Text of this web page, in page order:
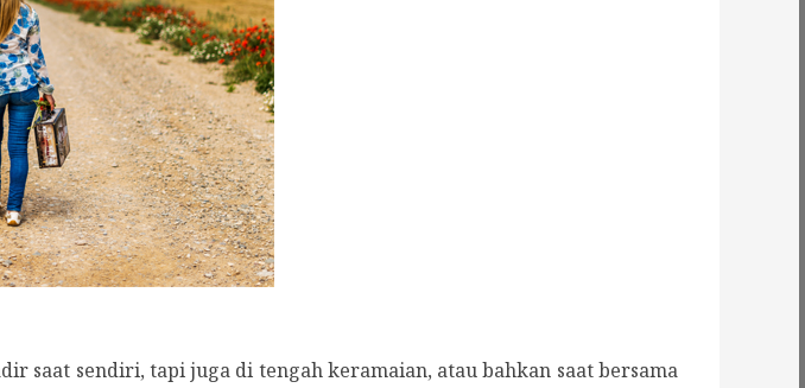
saat sendiri, tapi juga di tengah keramaian, atau bahkan saat bersama